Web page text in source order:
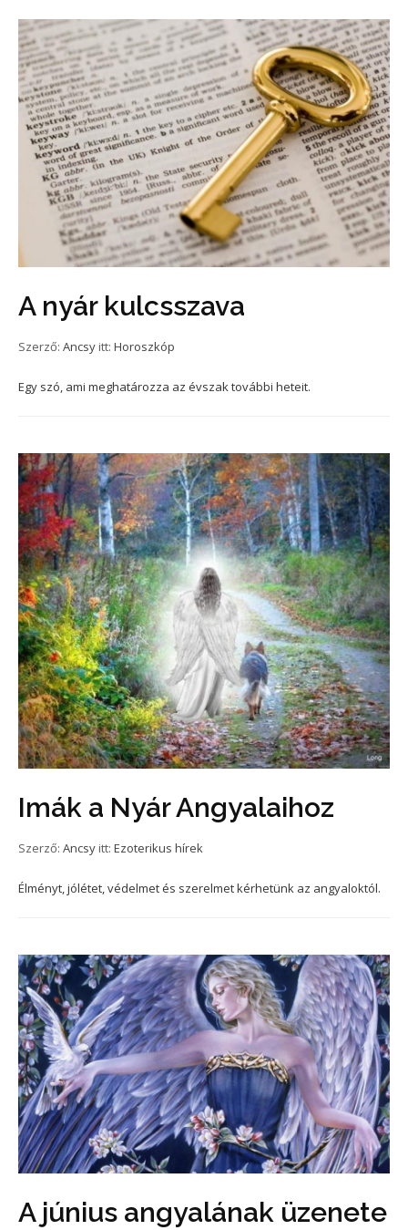
A nyár kulcsszava
Szerző: Ancsy itt: Horoszkóp
Egy szó, ami meghatározza az évszak további heteit.
Imák a Nyár Angyalaihoz
Szerző: Ancsy itt: Ezoterikus hírek
Élményt, jólétet, védelmet és szerelmet kérhetünk az angyaloktól.
A június angyalának üzenete